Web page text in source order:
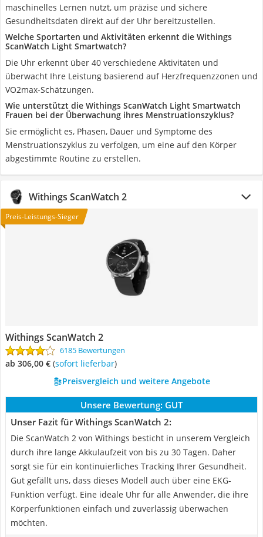
maschinelles Lernen nutzt, um präzise und sichere
Gesundheitsdaten direkt auf der Uhr bereitzustellen.
Welche Sportarten und Aktivitäten erkennt die Withings
ScanWatch Light Smartwatch?
Die Uhr erkennt über 40 verschiedene Aktivitäten und
überwacht Ihre Leistung basierend auf Herzfrequenzzonen und
VO2max-Schätzungen.
Wie unterstützt die Withings ScanWatch Light Smartwatch
Frauen bei der Überwachung ihres Menstruationszyklus?
Sie ermöglicht es, Phasen, Dauer und Symptome des
Menstruationszyklus zu verfolgen, um eine auf den Körper
abgestimmte Routine zu erstellen.
Withings ScanWatch 2
Preis-Leistungs-Sieger
Withings ScanWatch 2
6185 Bewertungen
ab 306,00 € ( Sofort lieferbar)
Preisvergleich und weitere Angebote
Unsere Bewertung: GUT
Unser Fazit für Withings ScanWatch 2:
Die ScanWatch 2 von Withings besticht in unserem Vergleich
durch ihre lange Akkulaufzeit von bis zu 30 Tagen. Daher
sorgt sie für ein kontinuierliches Tracking Ihrer Gesundheit.
Gut gefällt uns, dass dieses Modell auch über eine EKG-
Funktion verfügt. Eine ideale Uhr für alle Anwender, die ihre
Körperfunktionen einfach und zuverlässig überwachen
möchten.